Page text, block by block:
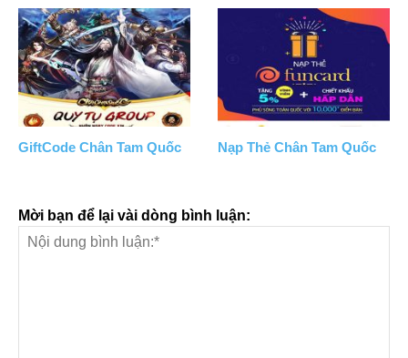
GiftCode Chân Tam Quốc Nạp Thẻ Chân Tam Quốc
Mời bạn để lại vài dòng bình luận: